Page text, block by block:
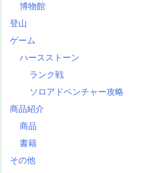
博物館
登山
ゲーム
ハースストーン
ランク戦
ソロアドベンチャー攻略
商品紹介
商品
書籍
その他